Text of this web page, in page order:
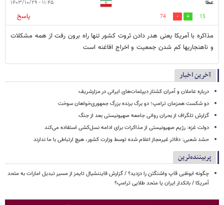
عطا ۱۱:۴۵ - ۱۴۰۳/۱۰/۲۹
15
74
پاسخ
مذاکره با آمریکا یعنی هدر دادن ثروت کشور تنها راه برون رفت از همه مشکلات
و ناهنجاریها کم شدن جمعیت و اخراج افاغنه است
آخرین اخبار
درباره عاملان و آمران کشتار دیپلمات‌های ایرانی در مزارشریف
دو شکست همزمان ترامپ؛ دو برگ برنده بزرگ جمهوری‌خواهان سوخت
گزارش تلگراف از بحران روانی جامعه صهیونیستی بعد از جنگ
دولت غزه: رژیم صهیونیستی از مذاکرات برای ادامه نسل‌کشی استفاده می‌کند
حشد شعبی: دفاتر غیرمجاز اعلام شده توسط وزارت کشور، هیچ ارتباطی با ما ندارند
پربیننده‌ترین
چگونه ابوظبی قاپ واشنگتن را دزدید؟ / گزارش فایننشیال تایمز از مسیر تبدیل امارات به متحد
آمریکا / بانکدار ایران یا متحد طلایی ترامپ؟